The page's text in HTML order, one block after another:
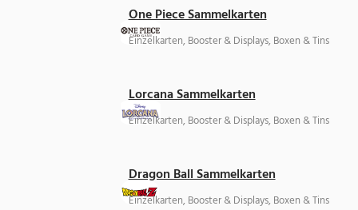
One Piece Sammelkarten
Einzelkarten, Booster & Displays, Boxen & Tins
Lorcana Sammelkarten
Einzelkarten, Booster & Displays, Boxen & Tins
Dragon Ball Sammelkarten
Einzelkarten, Booster & Displays, Boxen & Tins